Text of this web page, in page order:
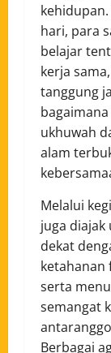
hari, para
belajar
kerja
tanggung
ukhuwah
alam
Melalui
juga
dekat
ketahanan
serta
semangat
Berbagai